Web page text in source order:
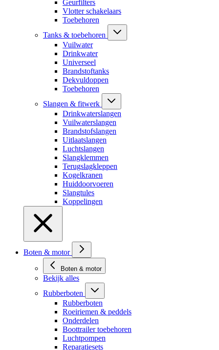
Geurfilters
Vlotter schakelaars
Toebehoren
Tanks & toebehoren
Vuilwater
Drinkwater
Universeel
Brandstoftanks
Dekvuldoppen
Toebehoren
Slangen & fitwerk
Drinkwaterslangen
Vuilwaterslangen
Brandstofslangen
Uitlaatslangen
Luchtslangen
Slangklemmen
Terugslagkleppen
Kogelkranen
Huiddoorvoeren
Slangtules
Koppelingen
Boten & motor
Boten & motor
Bekijk alles
Rubberboten
Rubberboten
Roeiriemen & peddels
Onderdelen
Boottrailer toebehoren
Luchtpompen
Reparatiesets